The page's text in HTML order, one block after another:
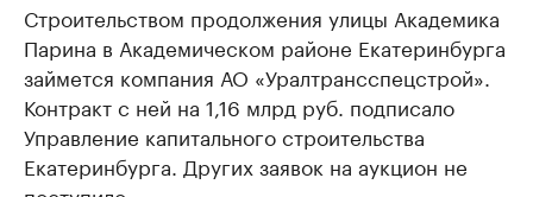
Строительством продолжения улицы Академика
Парина в Академическом районе Екатеринбурга
займется компания АО «Уралтрансспецстрой».
Контракт с ней на 1,16 млрд руб. подписало
Управление капитального строительства
Екатеринбурга. Других заявок на аукцион не